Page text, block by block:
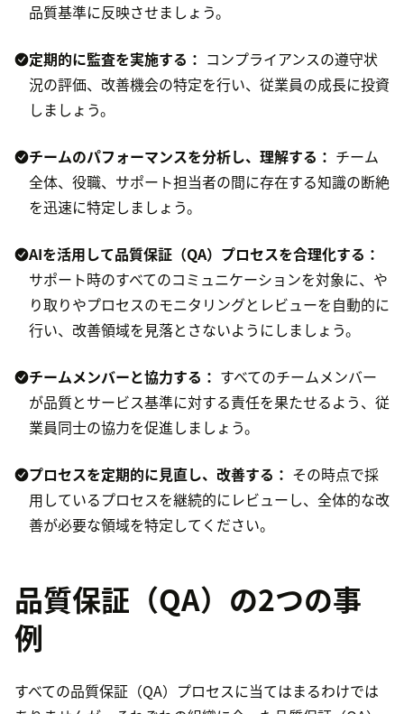
品質基準に反映させましょう。
定期的に監査を実施する： コンプライアンスの遵守状
況の評価、改善機会の特定を行い、従業員の成長に投資
しましょう。
チームのパフォーマンスを分析し、理解する： チーム
全体、役職、サポート担当者の間に存在する知識の断絶
を迅速に特定しましょう。
AIを活用して品質保証（QA）プロセスを合理化する：
サポート時のすべてのコミュニケーションを対象に、や
り取りやプロセスのモニタリングとレビューを自動的に
行い、改善領域を見落とさないようにしましょう。
チームメンバーと協力する： すべてのチームメンバー
が品質とサービス基準に対する責任を果たせるよう、従
業員同士の協力を促進しましょう。
プロセスを定期的に見直し、改善する： その時点で採
用しているプロセスを継続的にレビューし、全体的な改
善が必要な領域を特定してください。
品質保証（QA）の2つの事
例
すべての品質保証（QA）プロセスに当てはまるわけでは